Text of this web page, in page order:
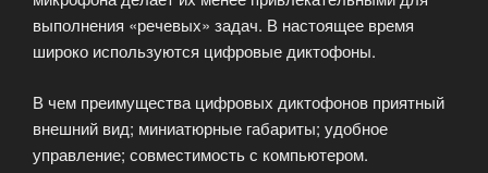
выполнения «речевых» задач. В настоящее время
широко используются цифровые диктофоны.
В чем преимущества цифровых диктофонов приятный
внешний вид; миниатюрные габариты; удобное
управление; совместимость с компьютером.